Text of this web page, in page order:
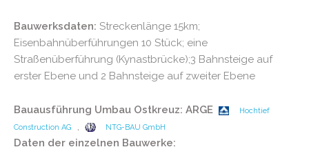
Bauwerksdaten: Streckenlänge 15km;
Eisenbahnüberführungen 10 Stück; eine
Straßenüberführung (Kynastbrücke);3 Bahnsteige auf
erster Ebene und 2 Bahnsteige auf zweiter Ebene
Bauausführung Umbau Ostkreuz: ARGE
Hochtief
Construction AG
, NTG-BAU GmbH
Daten der einzelnen Bauwerke: